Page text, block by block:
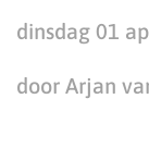
dinsdag 01
door Arjan